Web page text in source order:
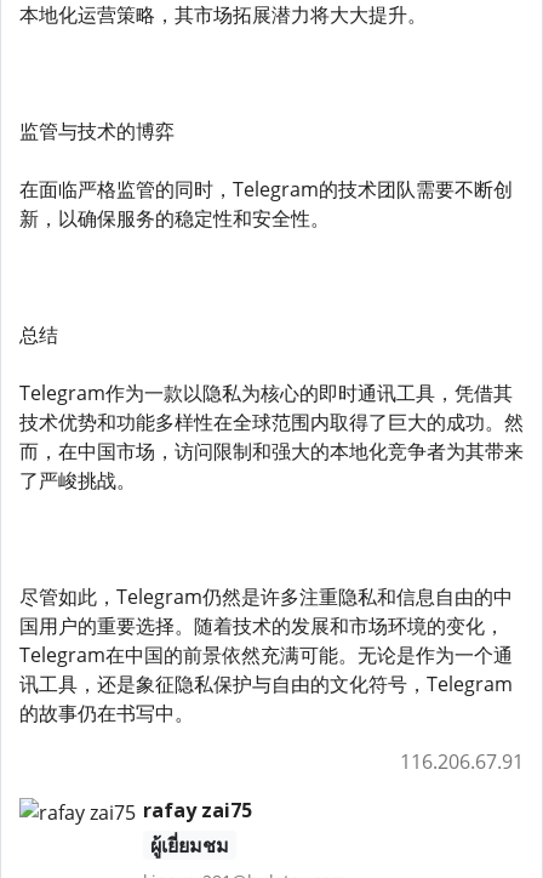
本地化运营策略，其市场拓展潜力将大大提升。
监管与技术的博弈
在面临严格监管的同时，Telegram的技术团队需要不断创
新，以确保服务的稳定性和安全性。
总结
Telegram作为一款以隐私为核心的即时通讯工具，凭借其
技术优势和功能多样性在全球范围内取得了巨大的成功。然
而，在中国市场，访问限制和强大的本地化竞争者为其带来
了严峻挑战。
尽管如此，Telegram仍然是许多注重隐私和信息自由的中
国用户的重要选择。随着技术的发展和市场环境的变化，
Telegram在中国的前景依然充满可能。无论是作为一个通
讯工具，还是象征隐私保护与自由的文化符号，Telegram
的故事仍在书写中。
116.206.67.91
rafay zai75
ผู้เยี่ยมชม